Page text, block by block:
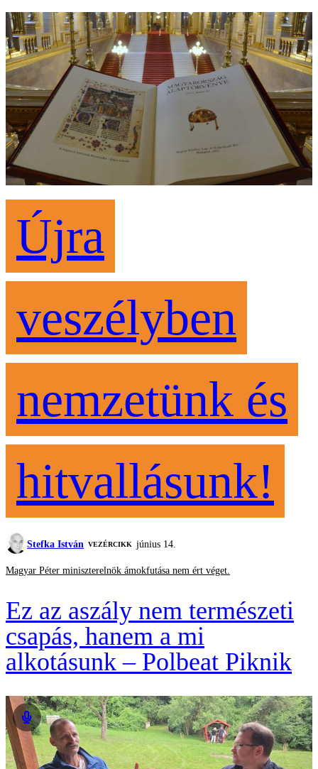
Újra
veszélyben
nemzetünk és
hitvallásunk!
Stefka István VEZÉRCIKK június 14.
Magyar Péter miniszterelnök ámokfutása nem ért véget.
Ez az aszály nem természeti
csapás, hanem a mi
alkotásunk – Polbeat Piknik